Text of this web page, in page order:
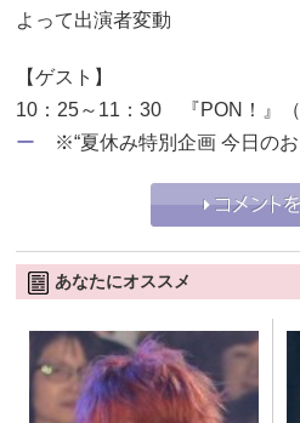
よって出演者変動
【ゲスト】
10：25～11：30 『PON！』
ー ※“夏休み特別企画 今日のお
あなたにオススメ